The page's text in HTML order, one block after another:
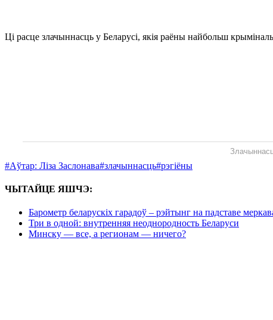
Ці расце злачыннасць у Беларусі, якія раёны найбольш
#Аўтар: Ліза Заслонава#злачыннасць#рэгіёны
ЧЫТАЙЦЕ ЯШЧЭ:
Барометр беларускіх гарадоў – рэйтынг на падставе
Три в одной: внутренняя неоднородность Беларуси
Минску — все, а регионам — ничего?